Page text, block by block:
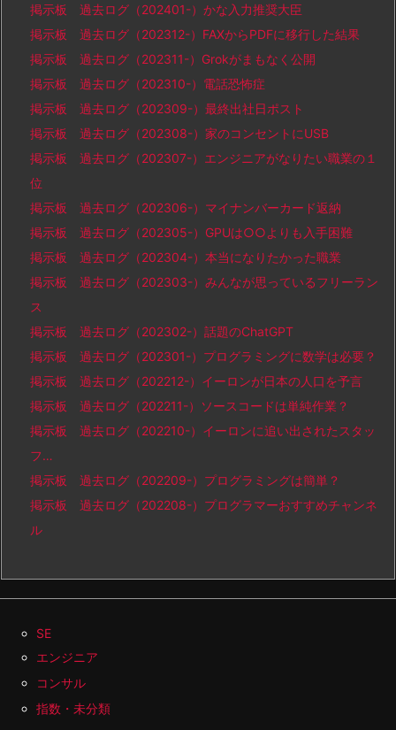
掲示板 過去ログ（202401-）かな入力推奨大臣
掲示板 過去ログ（202312-）FAXからPDFに移行した結果
掲示板 過去ログ（202311-）Grokがまもなく公開
掲示板 過去ログ（202310-）電話恐怖症
掲示板 過去ログ（202309-）最終出社日ポスト
掲示板 過去ログ（202308-）家のコンセントにUSB
掲示板 過去ログ（202307-）エンジニアがなりたい職業の１
位
掲示板 過去ログ（202306-）マイナンバーカード返納
掲示板 過去ログ（202305-）GPUは○○よりも入手困難
掲示板 過去ログ（202304-）本当になりたかった職業
掲示板 過去ログ（202303-）みんなが思っているフリーラン
ス
掲示板 過去ログ（202302-）話題のChatGPT
掲示板 過去ログ（202301-）プログラミングに数学は必要？
掲示板 過去ログ（202212-）イーロンが日本の人口を予言
掲示板 過去ログ（202211-）ソースコードは単純作業？
掲示板 過去ログ（202210-）イーロンに追い出されたスタッ
フ…
掲示板 過去ログ（202209-）プログラミングは簡単？
掲示板 過去ログ（202208-）プログラマーおすすめチャンネ
ル
SE
エンジニア
コンサル
指数・未分類